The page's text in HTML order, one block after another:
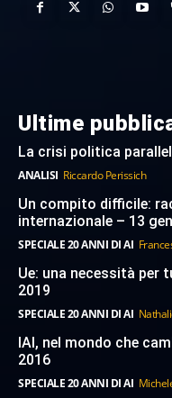
Ultime
La crisi politica
ANALISI Riccardo Perissich
Un compito difficile:
internazionale – 13
SPECIALE 20 ANNI DI AI
Ue: una necessità per
2019
SPECIALE 20 ANNI DI AI
IAI, nel mondo che
2016
SPECIALE 20 ANNI DI AI